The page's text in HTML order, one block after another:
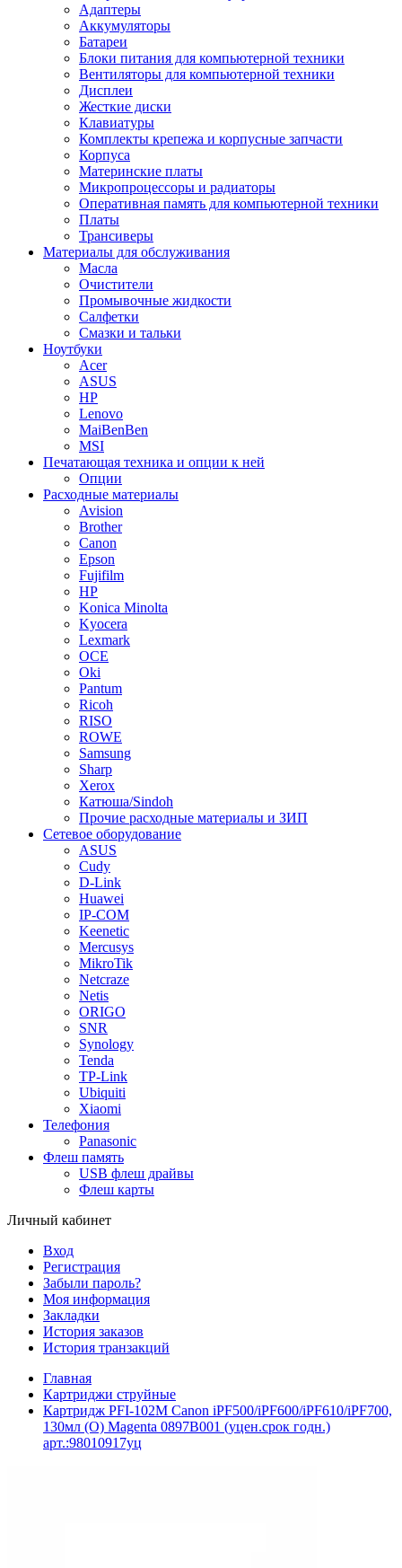
Адаптеры
Аккумуляторы
Батареи
Блоки питания для компьютерной техники
Вентиляторы для компьютерной техники
Дисплеи
Жесткие диски
Клавиатуры
Комплекты крепежа и корпусные запчасти
Корпуса
Материнские платы
Микропроцессоры и радиаторы
Оперативная память для компьютерной техники
Платы
Трансиверы
Материалы для обслуживания
Масла
Очистители
Промывочные жидкости
Салфетки
Смазки и тальки
Ноутбуки
Acer
ASUS
HP
Lenovo
MaiBenBen
MSI
Печатающая техника и опции к ней
Опции
Расходные материалы
Avision
Brother
Canon
Epson
Fujifilm
HP
Konica Minolta
Kyocera
Lexmark
OCE
Oki
Pantum
Ricoh
RISO
ROWE
Samsung
Sharp
Xerox
Катюша/Sindoh
Прочие расходные материалы и ЗИП
Сетевое оборудование
ASUS
Cudy
D-Link
Huawei
IP-COM
Keenetic
Mercusys
MikroTik
Netcraze
Netis
ORIGO
SNR
Synology
Tenda
TP-Link
Ubiquiti
Xiaomi
Телефония
Panasonic
Флеш память
USB флеш драйвы
Флеш карты
Личный кабинет
Вход
Регистрация
Забыли пароль?
Моя информация
Закладки
История заказов
История транзакций
Главная
Картриджи струйные
Картридж PFI-102M Canon iPF500/iPF600/iPF610/iPF700,
130мл (O) Magenta 0897B001 (уцен.срок годн.)
арт.:98010917уц